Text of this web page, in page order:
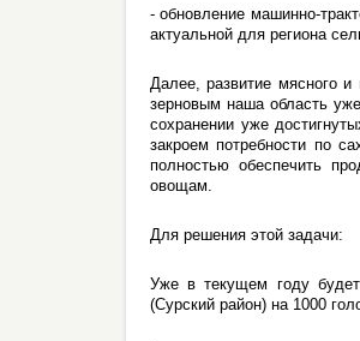
- обновление машинно-
актуальной для региона
Далее, развитие мясного
зерновым наша область
сохранении уже
закроем потребности по
полностью обеспечить
овощам.
Для решения этой задачи:
Уже в текущем году
(Сурский район) на 1000